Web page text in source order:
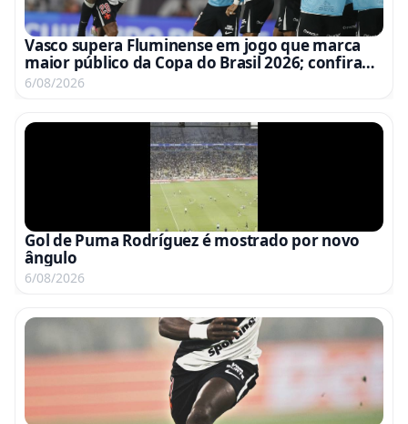
Vasco supera Fluminense em jogo que marca
maior público da Copa do Brasil 2026; confira
ranking
6/08/2026
Gol de Puma Rodríguez é mostrado por novo
ângulo
6/08/2026